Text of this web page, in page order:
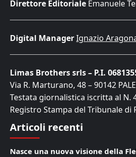
Direttore Editoriale Emanuele
Digital ManagerIgnazio
Limas Brothers srls – P.I.
Via R. Marturano, 48 – 90142
Testata giornalistica iscritta al N.
Registro Stampa del Tribunale di
Articoli recenti
Nasce una nuova visione della